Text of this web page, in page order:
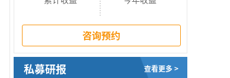
咨询预约
私募研报 查看更多 >